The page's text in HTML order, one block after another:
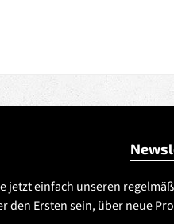
jetzt einfach unseren
den Ersten sein, über neue